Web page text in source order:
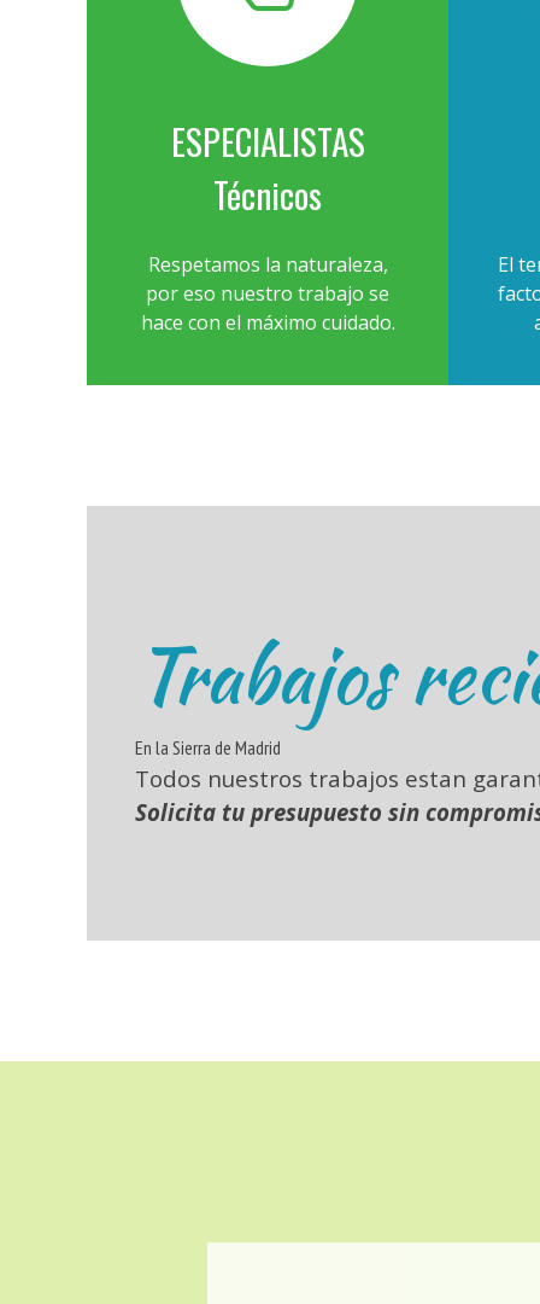
ESPECIALISTAS
Técnicos
Respetamos la naturaleza,
por eso nuestro trabajo se
hace con el máximo cuidado.
El
Trabajos
En la Sierra de Madrid
Todos nuestros trabajos estan
Solicita tu presupuesto sin